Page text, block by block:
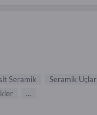
Seramik
Seramik Uçlar
...